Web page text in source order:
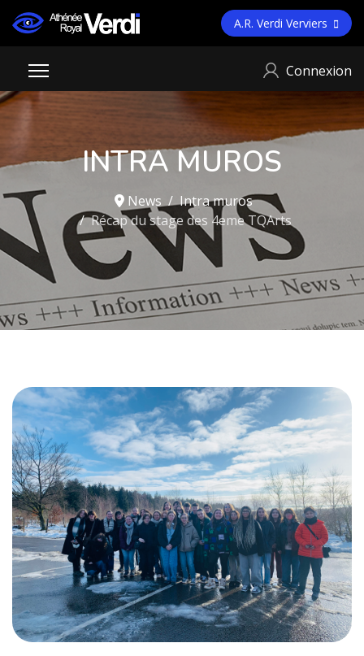
A.R. Verdi Verviers
Connexion
INTRA MUROS
News
Intra muros
Récap du stage des 4eme TQArts